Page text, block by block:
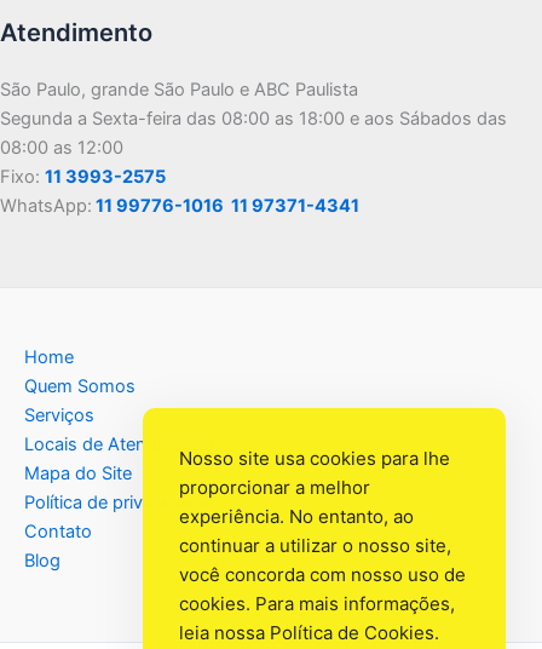
Atendimento
São Paulo, grande São Paulo e ABC Paulista
Segunda a Sexta-feira das 08:00 as 18:00 e aos Sábados das
08:00 as 12:00
Fixo: 11 3993-2575
WhatsApp: 11 99776-1016 11 97371-4341
Home
Quem Somos
Serviços
Locais de Atendimento
Mapa do Site
Política de privacidade
Contato
Blog
Nosso site usa cookies para lhe
proporcionar a melhor
experiência. No entanto, ao
continuar a utilizar o nosso site,
você concorda com nosso uso de
cookies. Para mais informações,
leia nossa Política de Cookies.